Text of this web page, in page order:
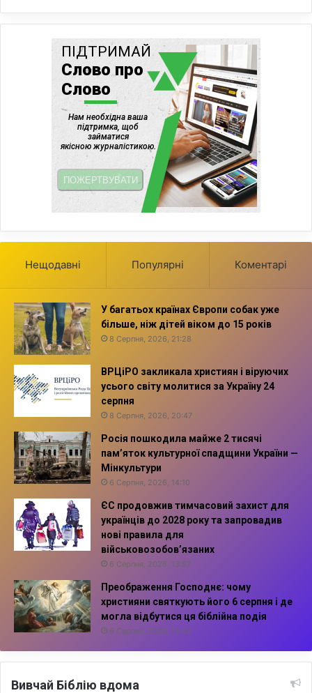
Нещодавні Популярні Коментарі
У багатьох країнах Європи собак уже
більше, ніж дітей віком до 15 років
8 Серпня, 2026, 21:28
ВРЦіРО закликала християн і віруючих
усього світу молитися за Україну 24
серпня
8 Серпня, 2026, 20:47
Росія пошкодила майже 2 тисячі
пам’яток культурної спадщини України —
Мінкультури
6 Серпня, 2026, 14:10
ЄС продовжив тимчасовий захист для
українців до 2028 року та запровадив
нові правила для
військовозобов’язаних
6 Серпня, 2026, 13:57
Преображення Господнє: чому
християни святкують його 6 серпня і де
могла відбутися ця біблійна подія
6 Серпня, 2026, 13:42
Вивчай Біблію вдома